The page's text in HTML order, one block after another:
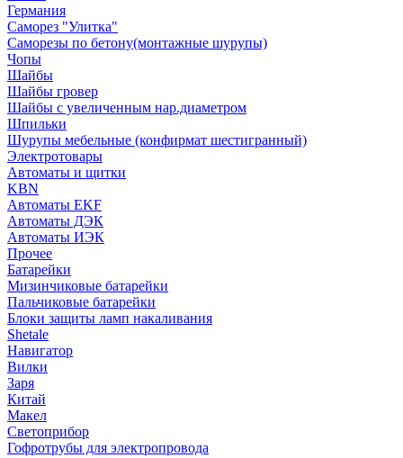
Германия
Саморез "Улитка"
Саморезы по бетону(монтажные шурупы)
Чопы
Шайбы
Шайбы гровер
Шайбы с увеличенным нар.диаметром
Шпильки
Шурупы мебельные (конфирмат шестигранный)
Электротовары
Автоматы и щитки
KBN
Автоматы EKF
Автоматы ДЭК
Автоматы ИЭК
Прочее
Батарейки
Мизинчиковые батарейки
Пальчиковые батарейки
Блоки защиты ламп накаливания
Shetale
Навигатор
Вилки
Заря
Китай
Макел
Светоприбор
Гофротрубы для электропровода